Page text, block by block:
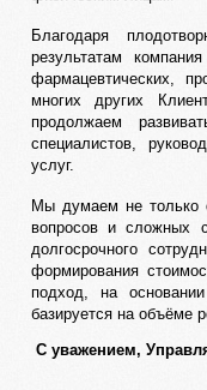
Благодаря
результатам
фармацевтических,
многих других
продолжаем
специалистов,
услуг.
Мы думаем не только
вопросов и сложных
долгосрочного
формирования
подход, на
базируется на объёме
С уважением,